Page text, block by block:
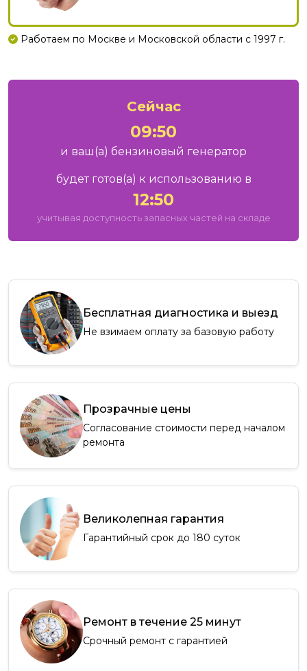
Работаем по Москве и Московской области с 1997 г.
Сейчас
09:50
и ваш(а) бензиновый генератор
будет готов(а) к использованию в
12:50
учитывая доступность запасных частей на складе
Бесплатная диагностика и выезд
Не взимаем оплату за базовую работу
Прозрачные цены
Согласование стоимости перед началом
ремонта
Великолепная гарантия
Гарантийный срок до 180 суток
Ремонт в течение 25 минут
Срочный ремонт с гарантией